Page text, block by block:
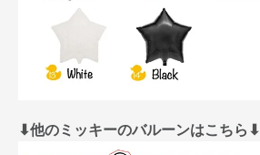
⬇︎他のミッキーのバルーンはこちら⬇︎